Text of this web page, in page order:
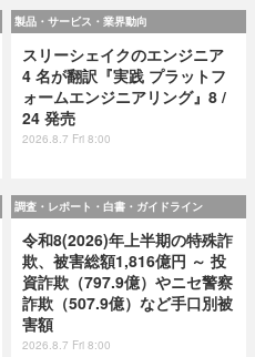
製品・サービス・業界動向
スリーシェイクのエンジニア
4 名が翻訳『実践 プラットフ
ォームエンジニアリング』8 /
24 発売
2026.8.7 Fri 8:00
調査・レポート・白書・ガイドライン
令和8(2026)年上半期の特殊詐
欺、被害総額1,816億円 ～ 投
資詐欺（797.9億）やニセ警察
詐欺（507.9億）など手口別被
害額
2026.8.7 Fri 8:00